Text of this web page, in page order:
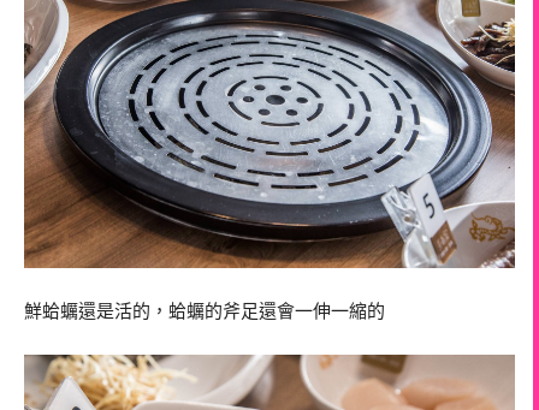
鮮蛤蠣還是活的，蛤蠣的斧足還會一伸一縮的